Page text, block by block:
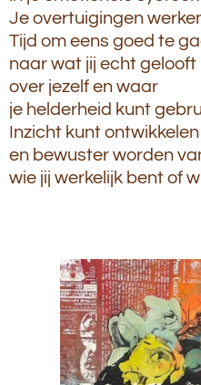
Je overtuigingen
Tijd om eens goed te
naar wat jij echt gelooft
over jezelfenwaar
je helderheid kunt
Inzicht kunt ontwikkelen
en bewuster worden
wie jij werkelijk bent of